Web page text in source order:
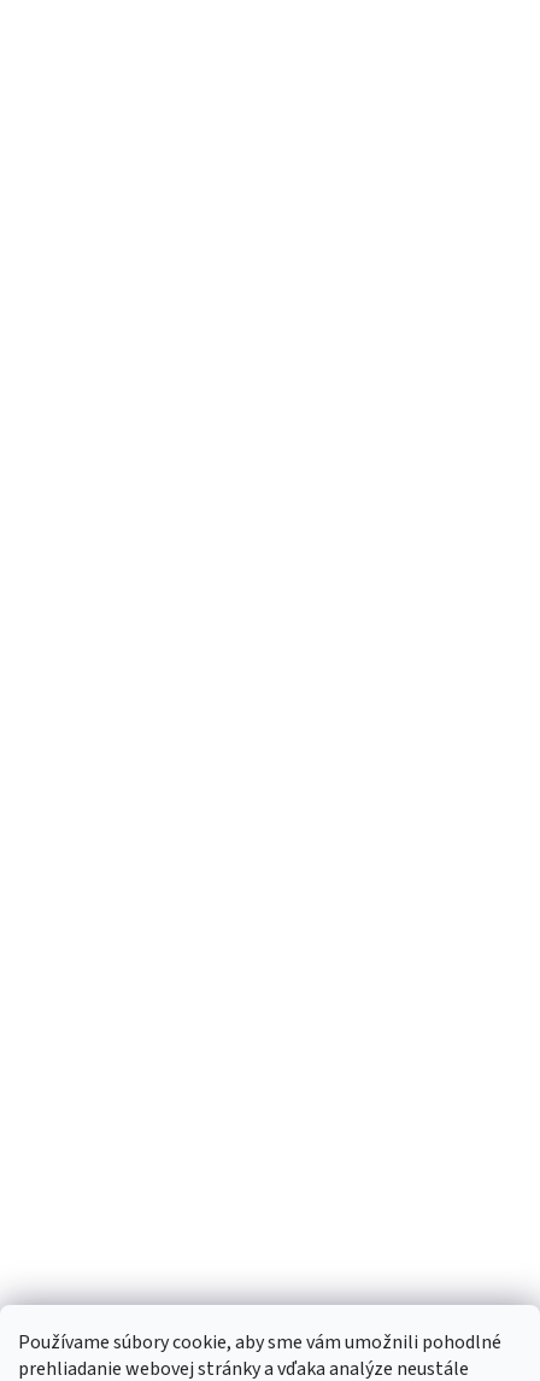
Používame súbory cookie, aby sme vám umožnili pohodlné
prehliadanie webovej stránky a vďaka analýze neustále